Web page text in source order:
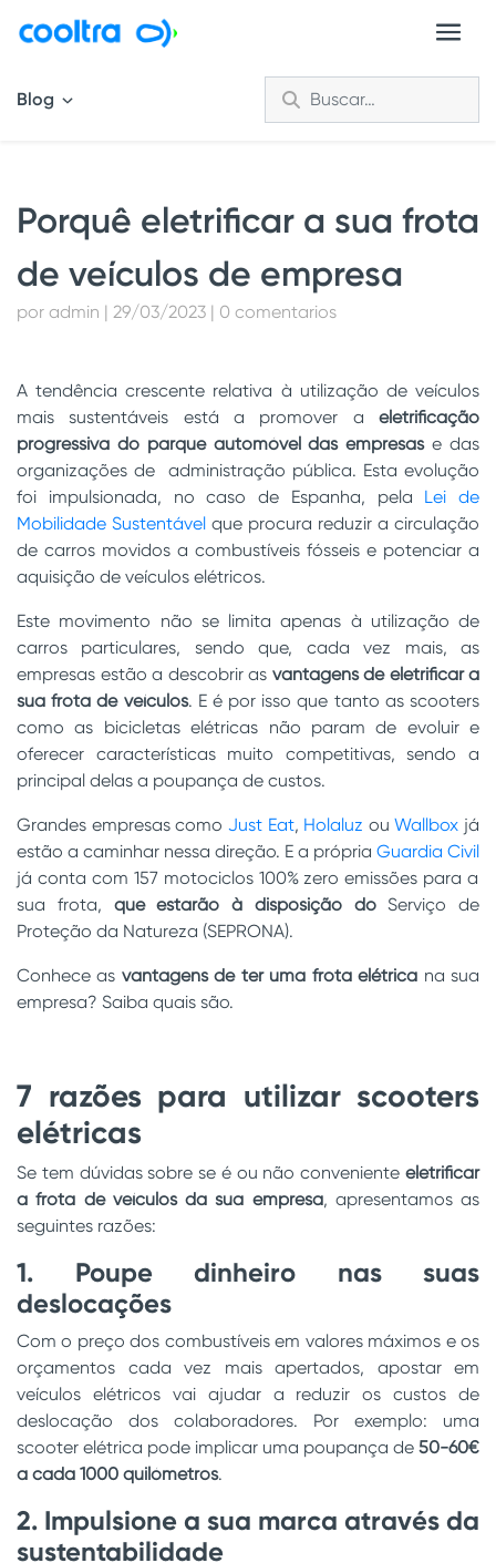
Blog
Porquê eletrificar a sua frota
de veículos de empresa
por admin | 29/03/2023 | 0 comentarios
A tendência crescente relativa à utilização de veículos
mais sustentáveis está a promover a eletrificação
progressiva do parque automóvel das empresase das
organizações de administração pública. Esta evolução
foi impulsionada, no caso de Espanha, pela
Lei de
Mobilidade Sustentável que procura reduzir a circulação
de carros movidos a combustíveis fósseis e potenciar a
aquisição de veículos elétricos.
Este movimento não se limita apenas à utilização de
carros particulares, sendo que, cada vez mais, as
empresas estão a descobrir as vantagens de eletrificar a
sua frota de veículos. E é por isso que tanto as scooters
como as bicicletas elétricas não param de evoluir e
oferecer características muito competitivas, sendo a
principal delas a poupança de custos.
Grandes empresas como Just Eat, Holaluz ou Wallbox já
estão a caminhar nessa direção. E a própria Guardia Civil
já conta com 157 motociclos 100% zero emissões para a
sua frota, que estarão à disposição doServiço de
Proteção da Natureza (SEPRONA).
Conhece as vantagens de ter uma frota elétrica na sua
empresa? Saiba quais são.
7 razões para utilizar scooters
elétricas
Se tem dúvidas sobre se é ou não conveniente eletrificar
a frota de veículos da sua empresa, apresentamos as
seguintes razões:
1. Poupe dinheiro nas suas
deslocações
Com o preço dos combustíveis em valores máximos e os
orçamentos cada vez mais apertados, apostar em
veículos elétricos vai ajudar a reduzir os custos de
deslocação dos colaboradores. Por exemplo: uma
scooter elétrica pode implicar uma poupança de 50-60€
a cada 1000 quilómetros.
2. Impulsione a sua marca através da
sustentabilidade